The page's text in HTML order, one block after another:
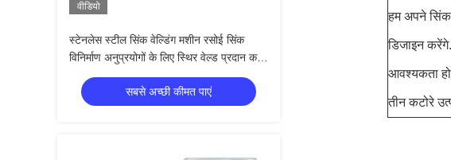
वीडियो
स्टेनलेस स्टील सिंक वेल्डिंग मशीन रसोई सिंक
विनिर्माण अनुप्रयोगों के लिए स्थिर वेल्ड प्रदान करने
के लिए डिज़ाइन किया गया
सबसे अच्छी कीमत पाएं
हम अपने
डिजाइन
आवश्यकता
तीन कटोरे